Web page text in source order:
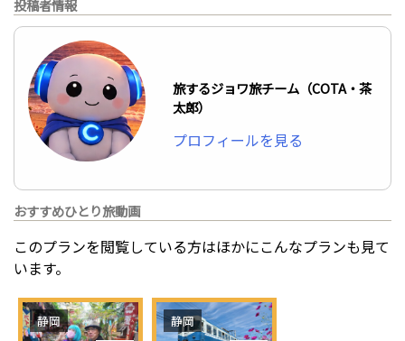
投稿者情報
旅するジョワ旅チーム（COTA・茶
太郎）
プロフィールを見る
おすすめひとり旅動画
このプランを閲覧している方はほかにこんなプランも見て
います。
静岡 静岡